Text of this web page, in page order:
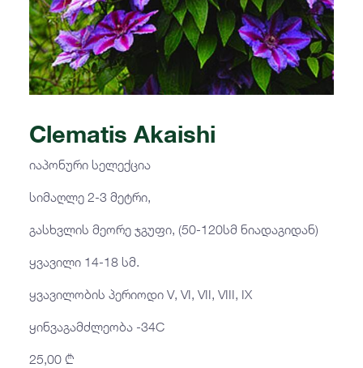
Clematis Akaishi
იაპონური სელექცია
სიმაღლე 2-3 მეტრი,
გასხვლის მეორე ჯგუფი, (50-120სმ ნიადაგიდან)
ყვავილი 14-18 სმ.
ყვავილობის პერიოდი V, VI, VII, VIII, IX
ყინვაგამძლეობა -34C
25,00 ₾